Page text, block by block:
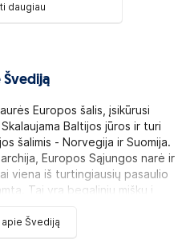
daugiau
Švediją
Europos šalis, įsikūrusi
Baltijos jūros ir turi
šalimis - Norvegija ir Suomija.
Europos Sąjungos narė ir
viena iš turtingiausių pasaulio
Tai yra begalinių miškų i
apie Švediją